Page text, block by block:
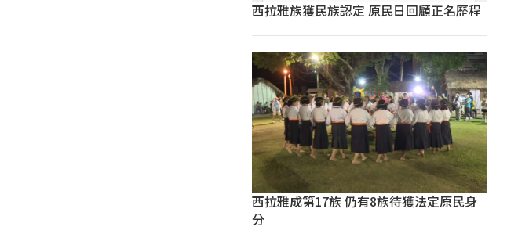
西拉雅族獲民族認定 原民日回顧正名歷程
西拉雅成第17族 仍有8族待獲法定原民身
分